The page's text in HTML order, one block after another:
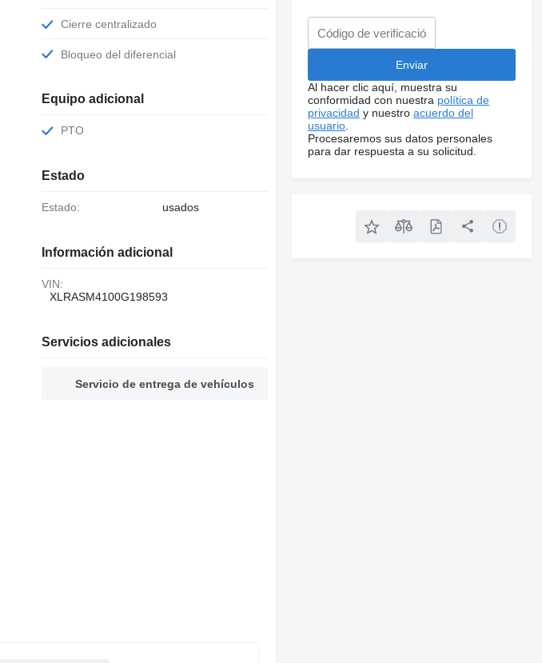
Cierre centralizado
Bloqueo del diferencial
Equipo adicional
PTO
Estado
Estado: usados
Información adicional
VIN:
XLRASM4100G198593
Servicios adicionales
Servicio de entrega de vehículos
Al hacer clic aquí, muestra su
conformidad con nuestra política de
privacidad y nuestroacuerdo del
usuario
Procesaremos sus datos personales
para dar respuesta a su solicitud.